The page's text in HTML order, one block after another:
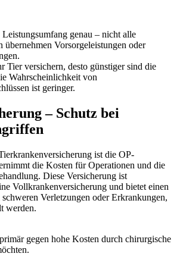
genau – nicht alle
übernehmen Vorsorgeleistungen oder
Tier versichern, desto günstiger sind die
Wahrscheinlichkeit von
ist geringer.
– Schutz bei
ist die OP-
die Kosten für Operationen und die
Diese Versicherung ist
Vollkrankenversicherung und bietet einen
Verletzungen oder Erkrankungen,
werden.
gegen hohe Kosten durch chirurgische